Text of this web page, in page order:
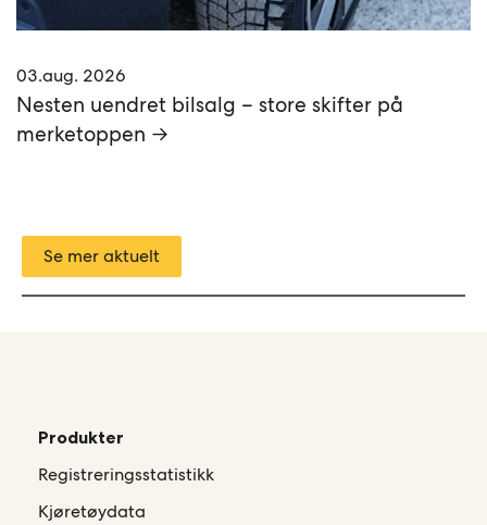
03.aug. 2026
Nesten uendret bilsalg – store skifter på
merketoppen →
Se mer aktuelt
Produkter
Registreringsstatistikk
Kjøretøydata